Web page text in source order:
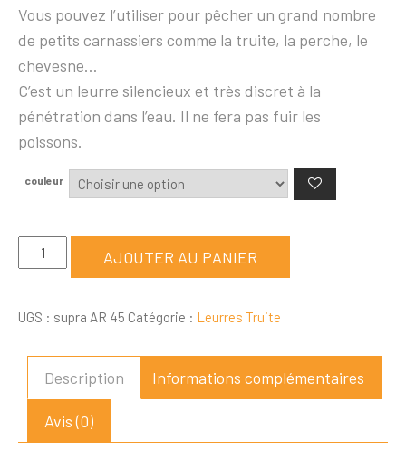
Vous pouvez l’utiliser pour pêcher un grand nombre
de petits carnassiers comme la truite, la perche, le
chevesne…
C’est un leurre silencieux et très discret à la
pénétration dans l’eau. Il ne fera pas fuir les
poissons.
couleur
quantité
de
AR
AJOUTER AU PANIER
UGS : supra AR 45 Catégorie : Leurres Truite
Description Informations complémentaires
Avis (0)